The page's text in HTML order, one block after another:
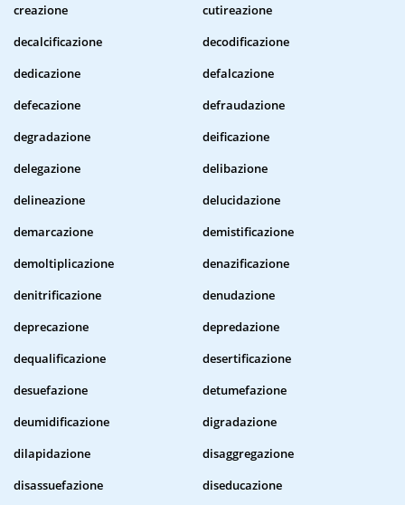
creazione
cutireazione
decalcificazione
decodificazione
dedicazione
defalcazione
defecazione
defraudazione
degradazione
deificazione
delegazione
delibazione
delineazione
delucidazione
demarcazione
demistificazione
demoltiplicazione
denazificazione
denitrificazione
denudazione
deprecazione
depredazione
dequalificazione
desertificazione
desuefazione
detumefazione
deumidificazione
digradazione
dilapidazione
disaggregazione
disassuefazione
diseducazione